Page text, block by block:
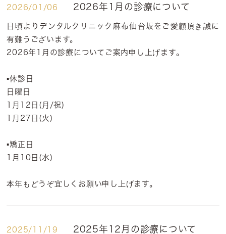
2026/01/06 2026年1月の診療について
日頃よりデンタルクリニック麻布仙台坂をご愛顧頂き誠に
有難うございます。
2026年1月の診療についてご案内申し上げます。
▪️休診日
日曜日
1月12日(月/祝)
1月27日(火)
▪️矯正日
1月10日(水)
本年もどうぞ宜しくお願い申し上げます。
2025/11/19 2025年12月の診療について